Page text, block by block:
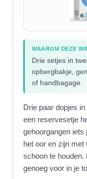
WAAROM DEZE
Drie setjes in
opbergbakje,
of handbagage.
Drie paar dopjes
een reservesetje
gehoorgangen
het oor en zijn
schoon te houden.
genoeg voor in je